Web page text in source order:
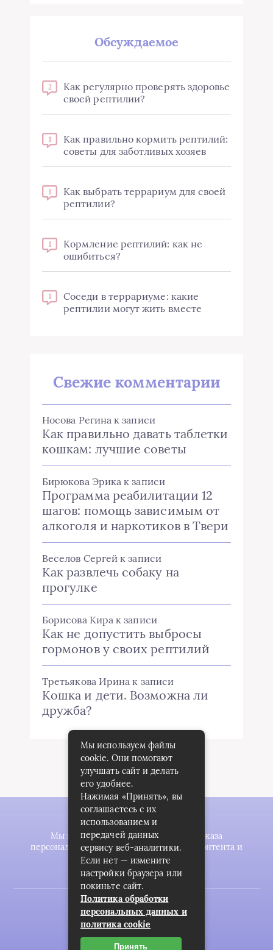
Обсуждаемое
2
Как регулярно проверять здоровье
своей рептилии?
1
Как правильно кормить рептилий:
советы для заботливых хозяев
1
Как выбрать террариум для своей
рептилии?
1
Кормление рептилий: как не
ошибиться?
1
Соседи в террариуме: какие
рептилии могут жить вместе
Свежие комментарии
Носова Регина к записи
Как правильно давать таблетки
кошкам: лучшие советы
Бирюкова Эрика к записи
Программа реабилитации 12
шагов: помощь зависимым от
алкоголя и наркотиков в Твери
Веселов Сергей к записи
Как развлечь собаку на
прогулке
Борисова Кира к записи
Как не допустить выбросы
гормонов у своих рептилий
Третьякова Ирина к записи
Кошка и дети. Возможна ли
дружба?
Мы используем файлы cookie для показа
персонализированной рекламы и/или контента и
анализа нашего трафика.
2023 © zookomplekt.ru
Карта сайта
Пользовательское соглашение
Мы используем файлы
cookie. Они помогают
улучшать сайт и делать
его удобнее.
Нажимая «Принять», вы
соглашаетесь с их
использованием и
передачей данных
сервису веб-аналитики.
Если нет — измените
настройки браузера или
покиньте сайт.
Политика обработки
персональных данных и
политика cookie
Принять